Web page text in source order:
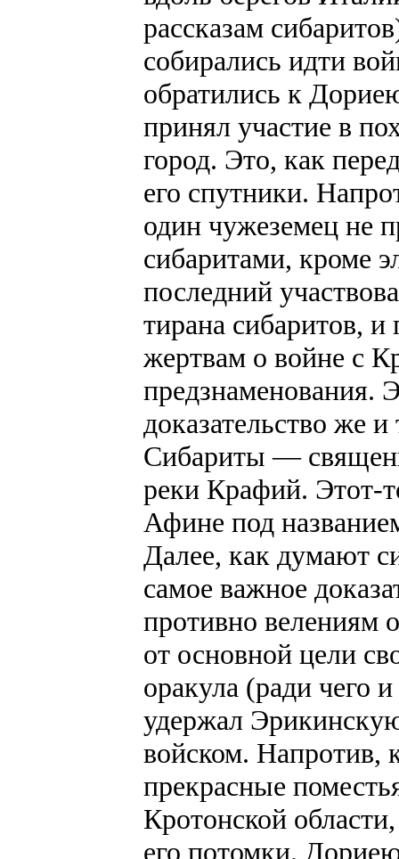
рассказам
собирались идти
обратились к
принял участие в
город. Это, как
его спутники.
один чужеземец не
сибаритами, кроме
последний
тирана сибаритов,
жертвам о войне с
предзнаменования.
доказательство же
Сибариты —
реки Крафий. Этот-
Афине под
Далее, как думают
самое важное
противно велениям
от основной цели
оракула (ради чего
удержал
войском. Напротив,
прекрасные
Кротонской
его потомки.